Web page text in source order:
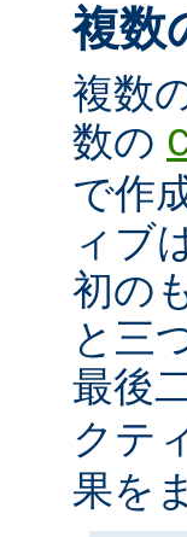
複数
複数
数の
で作
ィブ
初の
と三
最後
クテ
果を